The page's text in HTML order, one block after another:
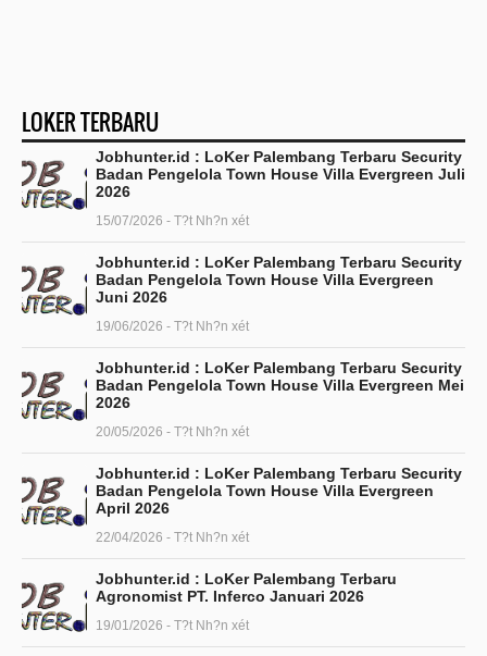
LOKER TERBARU
Jobhunter.id : LoKer Palembang Terbaru Security
Badan Pengelola Town House Villa Evergreen Juli
2026
15/07/2026 - T?t Nh?n xét
Jobhunter.id : LoKer Palembang Terbaru Security
Badan Pengelola Town House Villa Evergreen
Juni 2026
19/06/2026 - T?t Nh?n xét
Jobhunter.id : LoKer Palembang Terbaru Security
Badan Pengelola Town House Villa Evergreen Mei
2026
20/05/2026 - T?t Nh?n xét
Jobhunter.id : LoKer Palembang Terbaru Security
Badan Pengelola Town House Villa Evergreen
April 2026
22/04/2026 - T?t Nh?n xét
Jobhunter.id : LoKer Palembang Terbaru
Agronomist PT. Inferco Januari 2026
19/01/2026 - T?t Nh?n xét